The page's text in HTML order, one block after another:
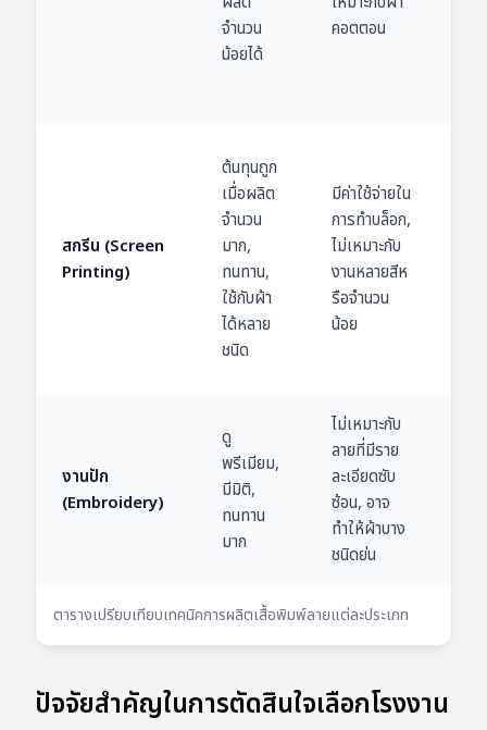
ตารางเปรียบเทียบเทคนิคการผลิตเสื้อพิมพ์ลายแต่ละประเภท
จำนวน
น้อยได้
คอตตอน
สกรีน (Screen
Printing)
ต้นทุนถูก
เมื่อผลิต
จำนวน
มาก,
ทนทาน,
ใช้กับผ้า
ได้หลาย
ชนิด
มีค่าใช้จ่ายใน
การทำบล็อก,
ไม่เหมาะกับ
งานหลายสีห
รือจำนวน
น้อย
งานปัก
(Embroidery)
ดู
พรีเมียม,
มีมิติ,
ทนทาน
มาก
ไม่เหมาะกับ
ลายที่มีราย
ละเอียดซับ
ซ้อน, อาจ
ทำให้ผ้าบาง
ชนิดย่น
ปัจจัยสำคัญในการตัดสินใจเลือกโรงงาน